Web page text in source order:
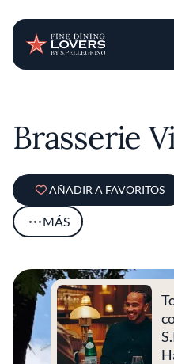
Brasserie
AÑADIR A FAVORITOS
MÁS